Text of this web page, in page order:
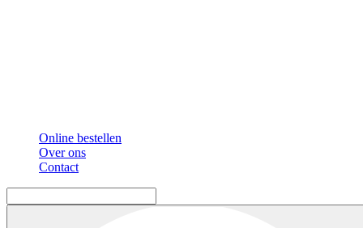
Online bestellen
Over ons
Contact